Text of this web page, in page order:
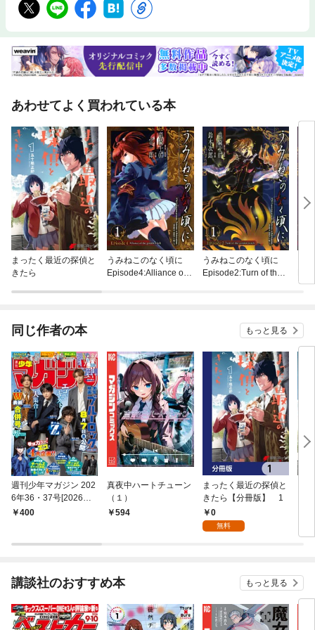
あわせてよく買われている本
まったく最近の探偵と
きたら
うみねこのなく頃に
Episode4:Alliance of t
うみねこのなく頃に
Episode2:Turn of the g
he
同じ作者の本 もっと見る
週刊少年マガジン 202
6年36・37号[2026年8
月5日発売]
400
真夜中ハートチューン
（１）
594
まったく最近の探偵と
きたら【分冊版】 1
0
無料
講談社のおすすめ本 もっと見る